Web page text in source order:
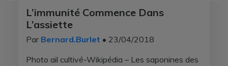
L’immunité Commence Dans
L’assiette
Par Bernard.Burlet • 23/04/2018
Photo ail cultivé-Wikipédia – Les saponines des